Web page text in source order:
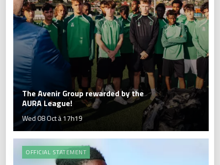
The Avenir Group rewarded by the
AURA League!
Wed 08 Oct à 17h19
OFFICIAL STATEMENT